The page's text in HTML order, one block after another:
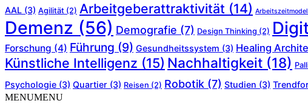
AAL (3) Agilität (2) Arbeitgeberattraktivität (14)
Demenz (56) Demografie (7) Design Thinking (2)
Forschung (4) Führung (9) Gesundheitssystem (3) Healing
Künstliche Intelligenz (15) Nachhaltigkeit (18)
Psychologie (3) Quartier (3) Reisen (2) Robotik (7) Studien (3)
MENUMENU